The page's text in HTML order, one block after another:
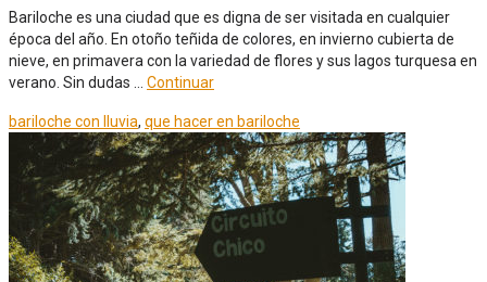
Bariloche es una ciudad que es digna de ser visitada en cualquier
época del año. En otoño teñida de colores, en invierno cubierta de
nieve, en primavera con la variedad de flores y sus lagos turquesa en
verano. Sin dudas … Continuar
bariloche con lluvia, que hacer en bariloche